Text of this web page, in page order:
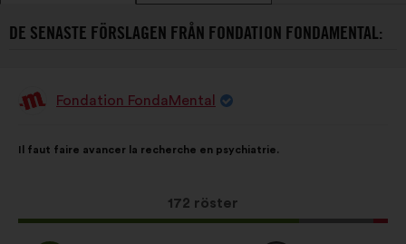
DE SENASTE FÖRSLAGEN FRÅN FONDATION FONDAMENTAL:
Förslag
Fondation FondaMental
i
Il faut faire avancer la recherche en psychiatrie.
Det
här
172 röster
på: